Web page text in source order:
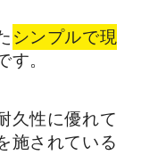
シンプルで現
す。
久性に優れて
施されている